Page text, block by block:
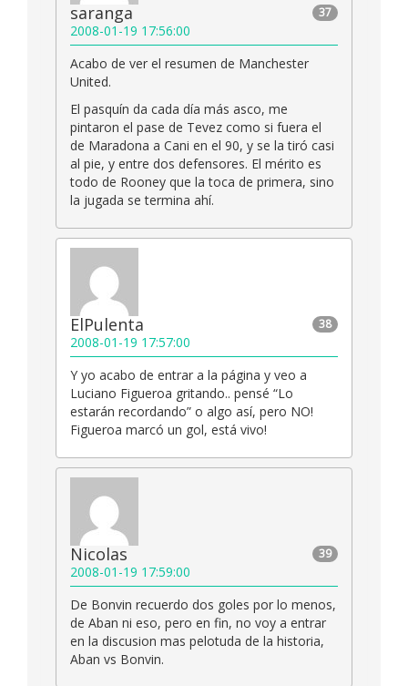
37
saranga
2008-01-19 17:56:00
Acabo de ver el resumen de Manchester
United.
El pasquín da cada día más asco, me
pintaron el pase de Tevez como si fuera el
de Maradona a Cani en el 90, y se la tiró casi
al pie, y entre dos defensores. El mérito es
todo de Rooney que la toca de primera, sino
la jugada se termina ahí.
38
ElPulenta
2008-01-19 17:57:00
Y yo acabo de entrar a la página y veo a
Luciano Figueroa gritando.. pensé “Lo
estarán recordando” o algo así, pero NO!
Figueroa marcó un gol, está vivo!
39
Nicolas
2008-01-19 17:59:00
De Bonvin recuerdo dos goles por lo menos,
de Aban ni eso, pero en fin, no voy a entrar
en la discusion mas pelotuda de la historia,
Aban vs Bonvin.